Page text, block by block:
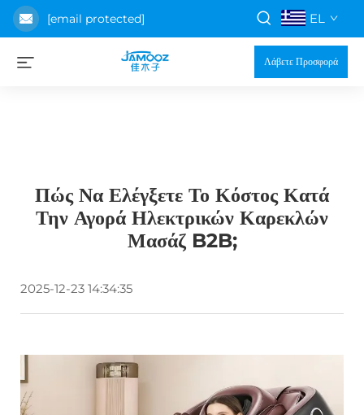
[email protected] EL
Λάβετε Προσφορά
Πώς Να Ελέγξετε Το Κόστος Κατά
Την Αγορά Ηλεκτρικών Καρεκλών
Μασάζ B2B;
2025-12-23 14:34:35